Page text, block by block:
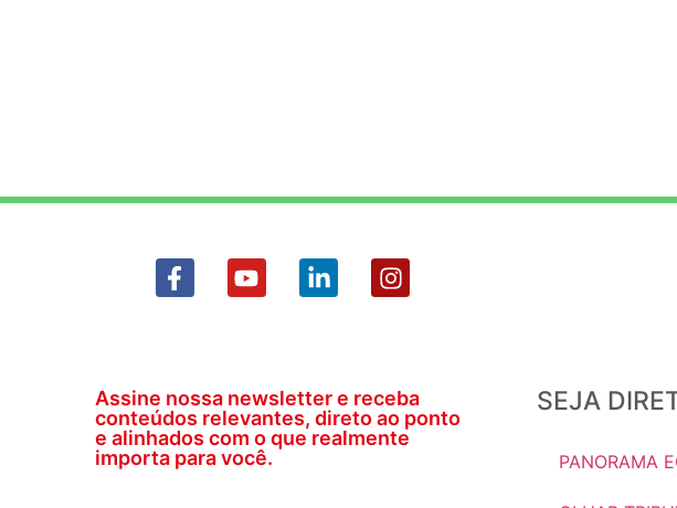
Assine nossa newsletter e receba
conteúdos relevantes, direto ao ponto
e alinhados com o que realmente
importa para você.
SEJA
PANORAMA